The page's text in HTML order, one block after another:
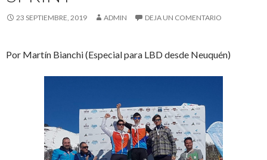
23 SEPTIEMBRE, 2019 ADMIN DEJA UN COMENTARIO
Por Martín Bianchi (Especial para LBD desde Neuquén)